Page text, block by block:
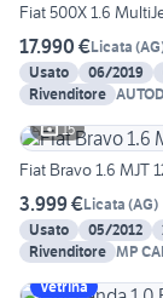
Fiat 500X 1.6
17.990 €Licata (AG
Usato
06/2019
Rivenditore
15
Fiat Bravo 1.6 MJT
3.999 €Licata (AG)
Usato
05/2012
Rivenditore MP
Vetrina